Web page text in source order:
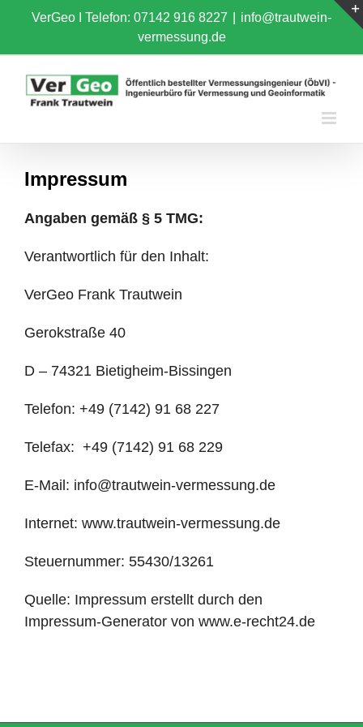
content
VerGeo I Telefon: 07142 916 8227
info@trautwein-
vermessung.de
Impressum
Angaben gemäß § 5 TMG:
Verantwortlich für den Inhalt:
VerGeo Frank Trautwein
Gerokstraße 40
D – 74321 Bietigheim-Bissingen
Telefon: +49 (7142) 91 68 227
Telefax: +49 (7142) 91 68 229
E-Mail: info@trautwein-vermessung.de
Internet: www.trautwein-vermessung.de
Steuernummer: 55430/13261
Quelle: Impressum erstellt durch den
Impressum-Generator von www.e-recht24.de